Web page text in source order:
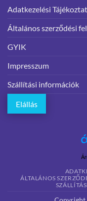
Adatkezelési
Általános szerződési
GYIK
Impresszum
Szállítási információk
Elállás
ÁLTALÁNOS